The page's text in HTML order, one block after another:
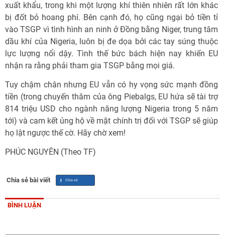
xuất khẩu, trong khi một lượng khí thiên nhiên rất lớn khác
bị đốt bỏ hoang phí. Bên cạnh đó, họ cũng ngại bỏ tiền tỉ
vào TSGP vì tình hình an ninh ở Đồng bằng Niger, trung tâm
dầu khí của Nigeria, luôn bị đe dọa bởi các tay súng thuộc
lực lượng nổi dậy. Tình thế bức bách hiện nay khiến EU
nhận ra rằng phải tham gia TSGP bằng mọi giá.
Tuy chậm chân nhưng EU vẫn có hy vọng sức mạnh đồng
tiền (trong chuyến thăm của ông Piebalgs, EU hứa sẽ tài trợ
814 triệu USD cho ngành năng lượng Nigeria trong 5 năm
tới) và cam kết ủng hộ về mặt chính trị đối với TSGP sẽ giúp
họ lật ngược thế cờ. Hãy chờ xem!
PHÚC NGUYÊN (Theo TF)
Chia sẻ bài viết
BÌNH LUẬN